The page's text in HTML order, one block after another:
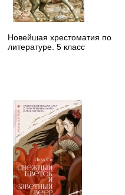
Новейшая хрестоматия по
литературе. 5 класс